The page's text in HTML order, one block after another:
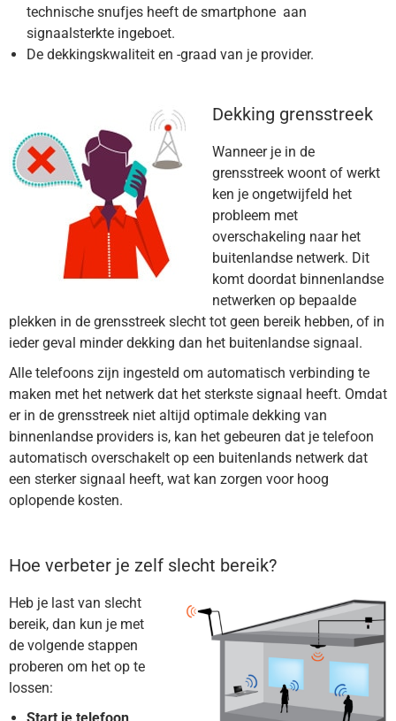
technische snufjes heeft de smartphone aan
signaalsterkte ingeboet.
De dekkingskwaliteit en -graad van je provider.
Dekking grensstreek
Wanneer je in de
grensstreek woont of werkt
ken je ongetwijfeld het
probleem met
overschakeling naar het
buitenlandse netwerk. Dit
komt doordat binnenlandse
netwerken op bepaalde
plekken in de grensstreek slecht tot geen bereik hebben, of in
ieder geval minder dekking dan het buitenlandse signaal.
Alle telefoons zijn ingesteld om automatisch verbinding te
maken met het netwerk dat het sterkste signaal heeft. Omdat
er in de grensstreek niet altijd optimale dekking van
binnenlandse providers is, kan het gebeuren dat je telefoon
automatisch overschakelt op een buitenlands netwerk dat
een sterker signaal heeft, wat kan zorgen voor hoog
oplopende kosten.
Hoe verbeter je zelf slecht bereik?
Heb je last van slecht
bereik, dan kun je met
de volgende stappen
proberen om het op te
lossen: